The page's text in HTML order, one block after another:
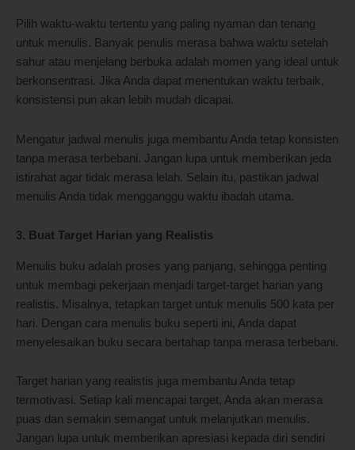
Pilih waktu-waktu tertentu yang paling nyaman dan tenang
untuk menulis. Banyak penulis merasa bahwa waktu setelah
sahur atau menjelang berbuka adalah momen yang ideal untuk
berkonsentrasi. Jika Anda dapat menentukan waktu terbaik,
konsistensi pun akan lebih mudah dicapai.
Mengatur jadwal menulis juga membantu Anda tetap konsisten
tanpa merasa terbebani. Jangan lupa untuk memberikan jeda
istirahat agar tidak merasa lelah. Selain itu, pastikan jadwal
menulis Anda tidak mengganggu waktu ibadah utama.
3. Buat Target Harian yang Realistis
Menulis buku adalah proses yang panjang, sehingga penting
untuk membagi pekerjaan menjadi target-target harian yang
realistis. Misalnya, tetapkan target untuk menulis 500 kata per
hari. Dengan cara menulis buku seperti ini, Anda dapat
menyelesaikan buku secara bertahap tanpa merasa terbebani.
Target harian yang realistis juga membantu Anda tetap
termotivasi. Setiap kali mencapai target, Anda akan merasa
puas dan semakin semangat untuk melanjutkan menulis.
Jangan lupa untuk memberikan apresiasi kepada diri sendiri